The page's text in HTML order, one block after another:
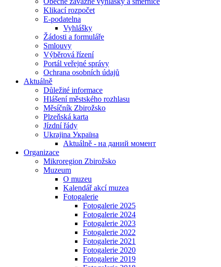
Klikací rozpočet
E-podatelna
Vyhlášky
Žádosti a formuláře
Smlouvy
Výběrová řízení
Portál veřejné správy
Ochrana osobních údajů
Aktuálně
Důležité informace
Hlášení městského rozhlasu
Měsíčník Zbirožsko
Plzeňská karta
Jízdní řády
Ukrajina Україна
Aktuálně - на даний момент
Organizace
Mikroregion Zbirožsko
Muzeum
O muzeu
Kalendář akcí muzea
Fotogalerie
Fotogalerie 2025
Fotogalerie 2024
Fotogalerie 2023
Fotogalerie 2022
Fotogalerie 2021
Fotogalerie 2020
Fotogalerie 2019